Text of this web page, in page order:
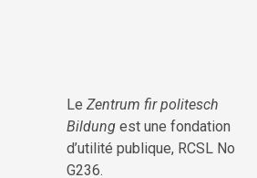
Le Zentrum fir politesch
Bildung est une fondation
d’utilité publique, RCSL No
G236.